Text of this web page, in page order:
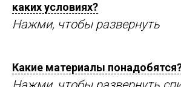
каких условиях?
Нажми, чтобы развернуть
Какие материалы